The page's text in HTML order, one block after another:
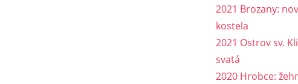
2021 Brozany:
kostela
2021 Ostrov sv.
svatá
2020 Hrobce: